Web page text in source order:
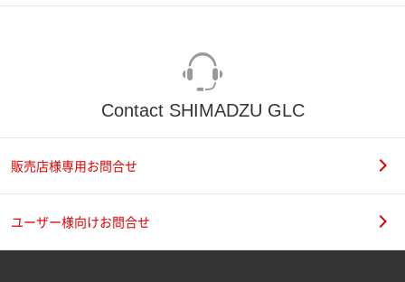
Contact SHIMADZU GLC
販売店様専用お問合せ
ユーザー様向けお問合せ